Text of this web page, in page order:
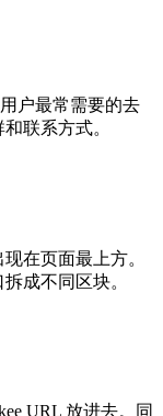
户最常需要的去
联系方式。
在页面最上方。
成不同区块。
URL 放进去。同